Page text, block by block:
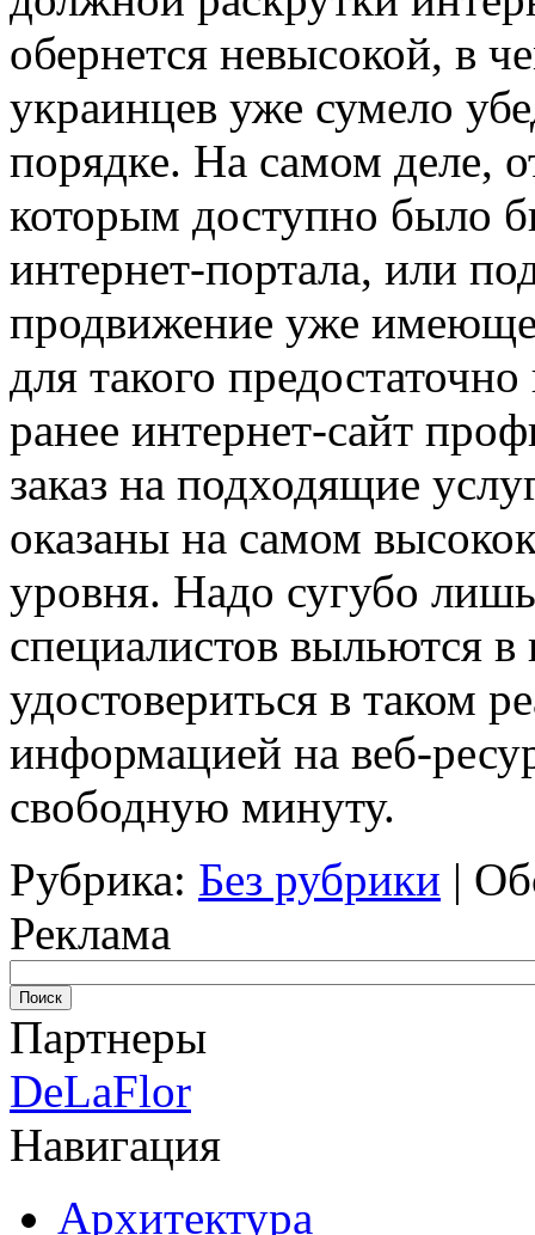
обернется невысокой, в
украинцев уже сумело
порядке. На самом деле,
которым доступно было
интернет-портала, или
продвижение уже
для такого
ранее интернет-сайт
заказ на подходящие
оказаны на самом
уровня. Надо сугубо
специалистов выльются
удостовериться в таком
информацией на веб-
свободную минуту.
Рубрика: Без рубрики |
Реклама
Партнеры
DeLaFlor
Навигация
Архитектура